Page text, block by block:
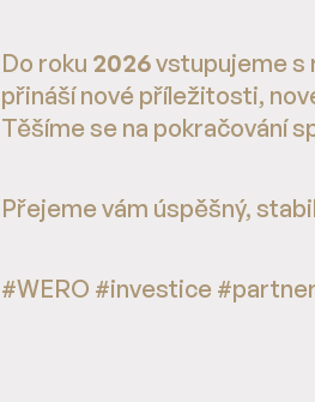
Do roku 2026vstupujeme s
přináší nové příležitosti,
Těšíme se na pokračování
Přejeme vám úspěšný,
#WERO #investice